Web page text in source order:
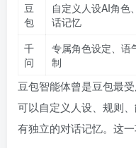
豆
包
自定义人设AI角色
话记忆
千
问
专属角色设定、语
制
豆包智能体曾是豆包最
可以自定义人设、规则
有独立的对话记忆。这